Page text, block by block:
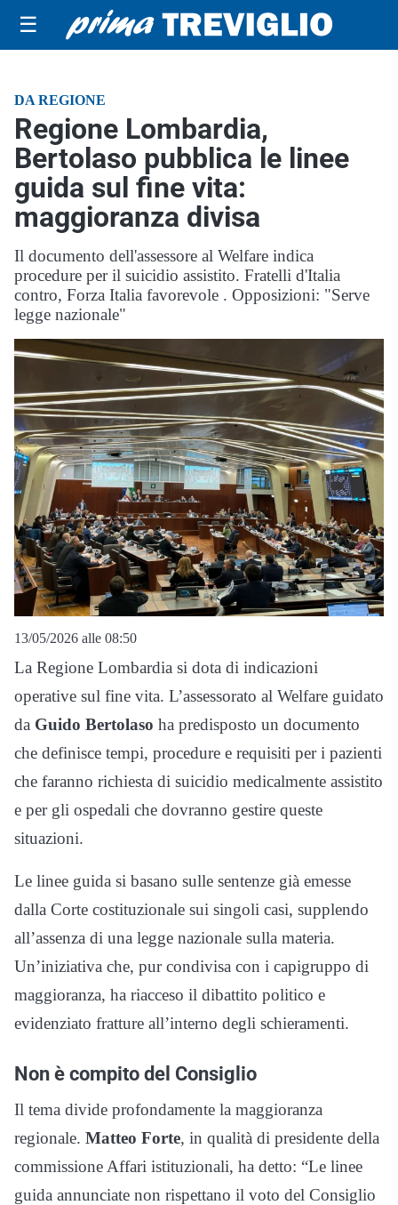
☰
DA REGIONE
Regione Lombardia,
Bertolaso pubblica le linee
guida sul fine vita:
maggioranza divisa
Il documento dell'assessore al Welfare indica
procedure per il suicidio assistito. Fratelli d'Italia
contro, Forza Italia favorevole . Opposizioni: "Serve
legge nazionale"
13/05/2026 alle 08:50
La Regione Lombardia si dota di indicazioni
operative sul fine vita. L’assessorato al Welfare guidato
da Guido Bertolaso ha predisposto un documento
che definisce tempi, procedure e requisiti per i pazienti
che faranno richiesta di suicidio medicalmente assistito
e per gli ospedali che dovranno gestire queste
situazioni.
Le linee guida si basano sulle sentenze già emesse
dalla Corte costituzionale sui singoli casi, supplendo
all’assenza di una legge nazionale sulla materia.
Un’iniziativa che, pur condivisa con i capigruppo di
maggioranza, ha riacceso il dibattito politico e
evidenziato fratture all’interno degli schieramenti.
Non è compito del Consiglio
Il tema divide profondamente la maggioranza
regionale. Matteo Forte, in qualità di presidente della
commissione Affari istituzionali, ha detto: “Le linee
guida annunciate non rispettano il voto del Consiglio